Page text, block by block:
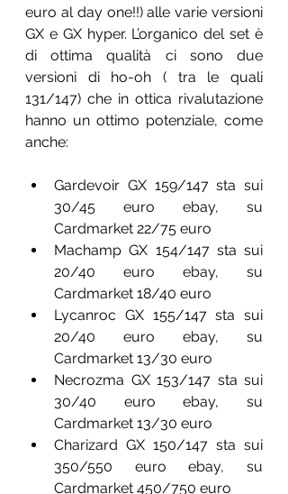
euro al day one!!) alle varie versioni
GX e GX hyper. L’organico del set è
di ottima qualità ci sono due
versioni di ho-oh ( tra le quali
131/147) che in ottica rivalutazione
hanno un ottimo potenziale, come
anche:
Gardevoir GX 159/147 sta sui
30/45 euro ebay, su
Cardmarket 22/75 euro
Machamp GX 154/147 sta sui
20/40 euro ebay, su
Cardmarket 18/40 euro
Lycanroc GX 155/147 sta sui
20/40 euro ebay, su
Cardmarket 13/30 euro
Necrozma GX 153/147 sta sui
30/40 euro ebay, su
Cardmarket 13/30 euro
Charizard GX 150/147 sta sui
350/550 euro ebay, su
Cardmarket 450/750 euro